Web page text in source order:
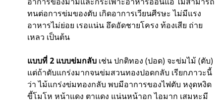
ทนต่อการข่มของตับ เกิดอาการเวียนศีรษะ ไม่มีแรง
อาหารไม่ย่อย เรอแน่น อึดอัดชายโครง ท้องเสีย ถ่าย
เหลว เป็นต้น
แบบที่ 2 แบบข่มกลับ เช่น ปกติทอง (ปอด) จะข่มไม้ (ตับ)
แต่ถ้าตับแกร่งมากจนข่มสวนทองปอดกลับ เรียกภาวะนี้
ว่า ไม้แกร่งข่มทองกลับ พบมีอาการของไฟตับ หงุดหงิด
ขี้โมโห หน้าแดง ตาแดง แน่นหน้าอก ไอมาก เสมหะมี